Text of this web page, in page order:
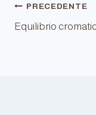
PRECEDENTE
Equilibrio